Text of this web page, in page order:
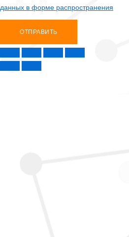
данных в форме распространения
ОТПРАВИТЬ